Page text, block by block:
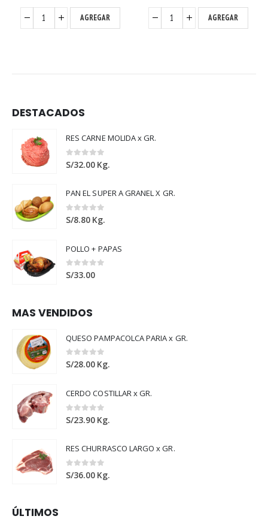
AGREGAR AGREGAR
DESTACADOS
RES CARNE MOLIDA x GR.
0out of 5
S/32.00 Kg.
PAN EL SUPER A GRANEL X GR.
0out of 5
S/8.80 Kg.
POLLO + PAPAS
0out of 5
S/33.00
MAS VENDIDOS
QUESO PAMPACOLCA PARIA x GR.
0out of 5
S/28.00 Kg.
CERDO COSTILLAR x GR.
0out of 5
S/23.90 Kg.
RES CHURRASCO LARGO x GR.
0out of 5
S/36.00 Kg.
ÚLTIMOS